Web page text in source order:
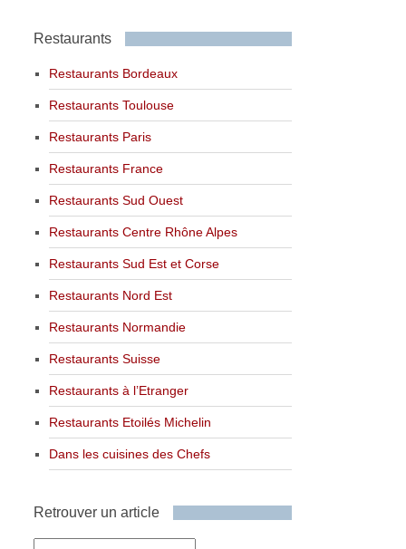
Restaurants
Restaurants Bordeaux
Restaurants Toulouse
Restaurants Paris
Restaurants France
Restaurants Sud Ouest
Restaurants Centre Rhône Alpes
Restaurants Sud Est et Corse
Restaurants Nord Est
Restaurants Normandie
Restaurants Suisse
Restaurants à l’Etranger
Restaurants Etoilés Michelin
Dans les cuisines des Chefs
Retrouver un article